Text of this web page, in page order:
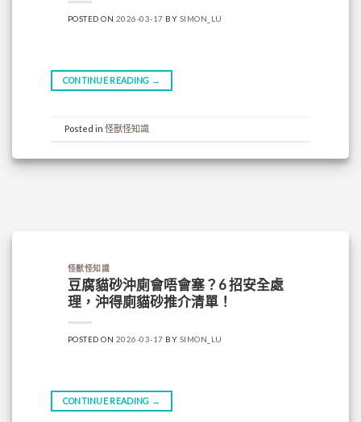
POSTED ON 2026-03-17 BY SIMON_LU
CONTINUE READING →
Posted in 怪獸怪知識
怪獸怪知識
豆腐貓砂沖廁會唔會塞？6 招安全處
理，沖得廁貓砂推介清單！
POSTED ON 2026-03-17 BY SIMON_LU
CONTINUE READING →